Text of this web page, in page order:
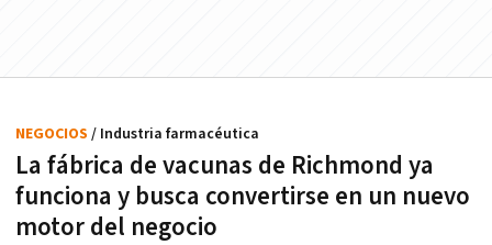
La fábrica de vacunas de Richmond ya
funciona y busca convertirse en un nuevo
motor del negocio
NEGOCIOS / Industria farmacéutica